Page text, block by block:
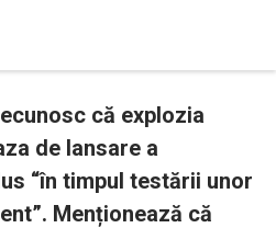
că explozia
de lansare a
“în timpul testării unor
Menționează că